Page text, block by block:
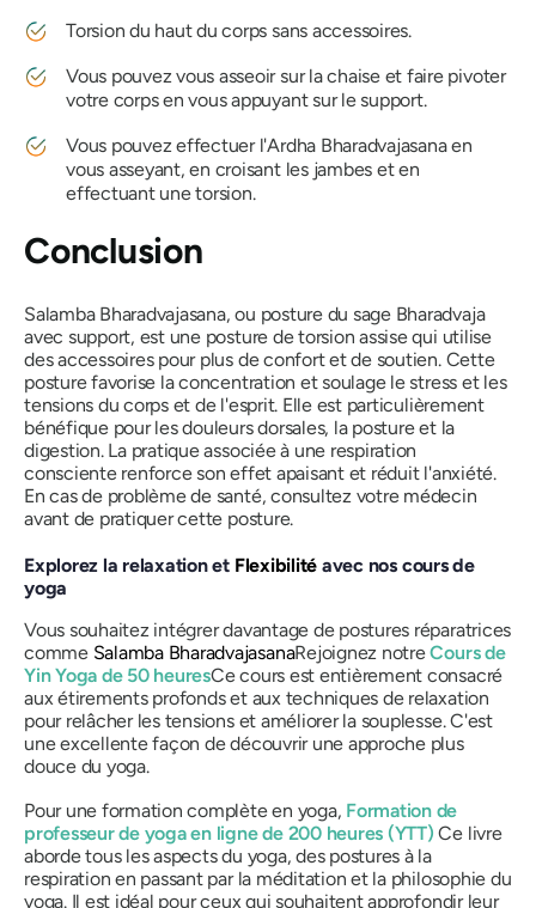
Torsion du haut du corps sans accessoires.
Vous pouvez vous asseoir sur la chaise et faire pivoter
votre corps en vous appuyant sur le support.
Vous pouvez effectuer l'Ardha Bharadvajasana en
vous asseyant, en croisant les jambes et en
effectuant une torsion.
Conclusion
Salamba Bharadvajasana, ou posture du sage Bharadvaja
avec support, est une posture de torsion assise qui utilise
des accessoires pour plus de confort et de soutien. Cette
posture favorise la concentration et soulage le stress et les
tensions du corps et de l'esprit. Elle est particulièrement
bénéfique pour les douleurs dorsales, la posture et la
digestion. La pratique associée à une respiration
consciente renforce son effet apaisant et réduit l'anxiété.
En cas de problème de santé, consultez votre médecin
avant de pratiquer cette posture.
Explorez la relaxation et Flexibilité avec nos cours de
yoga
Vous souhaitez intégrer davantage de postures réparatrices
comme Salamba BharadvajasanaRejoignez notreCours de
Yin Yoga de 50 heuresCe cours est entièrement consacré
aux étirements profonds et aux techniques de relaxation
pour relâcher les tensions et améliorer la souplesse. C'est
une excellente façon de découvrir une approche plus
douce du yoga.
Pour une formation complète en yoga, Formation de
professeur de yoga en ligne de 200 heures (YTT) Ce livre
aborde tous les aspects du yoga, des postures à la
respiration en passant par la méditation et la philosophie du
yoga. Il est idéal pour ceux qui souhaitent approfondir leur